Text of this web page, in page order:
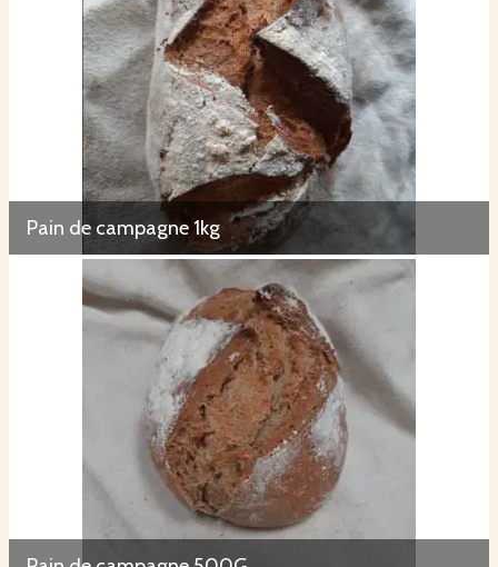
Pain de campagne 1kg